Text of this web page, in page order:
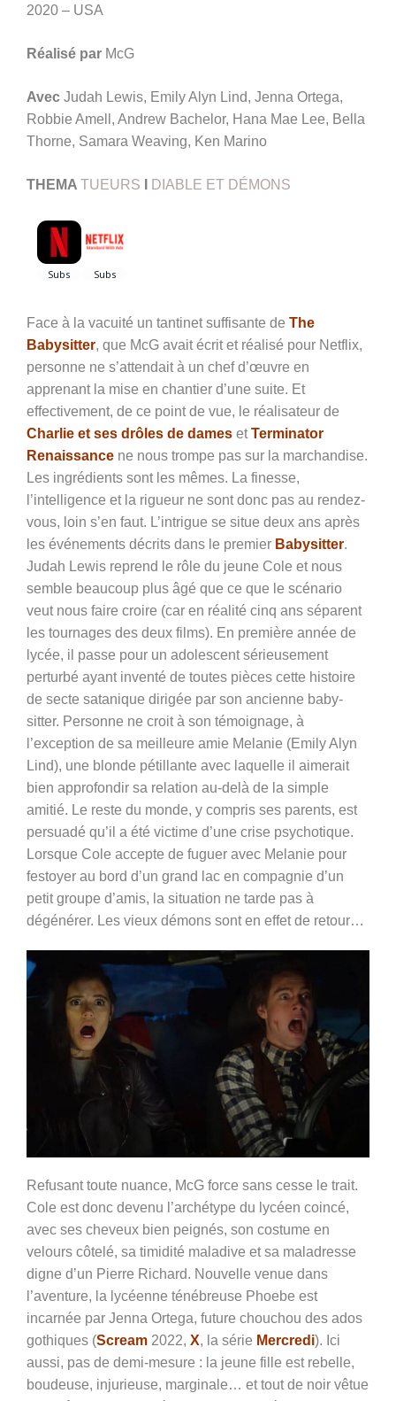
2020 – USA
Réalisé par McG
Avec Judah Lewis, Emily Alyn Lind, Jenna Ortega,
Robbie Amell, Andrew Bachelor, Hana Mae Lee, Bella
Thorne, Samara Weaving, Ken Marino
THEMA TUEURS DIABLE ET DÉMONS
Face à la vacuité un tantinet suffisante de The
Babysitter, que McG avait écrit et réalisé pour Netflix,
personne ne s’attendait à un chef d’œuvre en
apprenant la mise en chantier d’une suite. Et
effectivement, de ce point de vue, le réalisateur de
Charlie et ses drôles de dames etTerminator
Renaissance ne nous trompe pas sur la marchandise.
Les ingrédients sont les mêmes. La finesse,
l’intelligence et la rigueur ne sont donc pas au rendez-
vous, loin s’en faut. L’intrigue se situe deux ans après
les événements décrits dans le premier Babysitter.
Judah Lewis reprend le rôle du jeune Cole et nous
semble beaucoup plus âgé que ce que le scénario
veut nous faire croire (car en réalité cinq ans séparent
les tournages des deux films). En première année de
lycée, il passe pour un adolescent sérieusement
perturbé ayant inventé de toutes pièces cette histoire
de secte satanique dirigée par son ancienne baby-
sitter. Personne ne croit à son témoignage, à
l’exception de sa meilleure amie Melanie (Emily Alyn
Lind), une blonde pétillante avec laquelle il aimerait
bien approfondir sa relation au-delà de la simple
amitié. Le reste du monde, y compris ses parents, est
persuadé qu’il a été victime d’une crise psychotique.
Lorsque Cole accepte de fuguer avec Melanie pour
festoyer au bord d’un grand lac en compagnie d’un
petit groupe d’amis, la situation ne tarde pas à
dégénérer. Les vieux démons sont en effet de retour…
Refusant toute nuance, McG force sans cesse le trait.
Cole est donc devenu l’archétype du lycéen coincé,
avec ses cheveux bien peignés, son costume en
velours côtelé, sa timidité maladive et sa maladresse
digne d’un Pierre Richard. Nouvelle venue dans
l’aventure, la lycéenne ténébreuse Phoebe est
incarnée par Jenna Ortega, future chouchou des ados
gothiques (Scream 2022, X, la série Mercredi). Ici
aussi, pas de demi-mesure : la jeune fille est rebelle,
boudeuse, injurieuse, marginale… et tout de noir vêtue